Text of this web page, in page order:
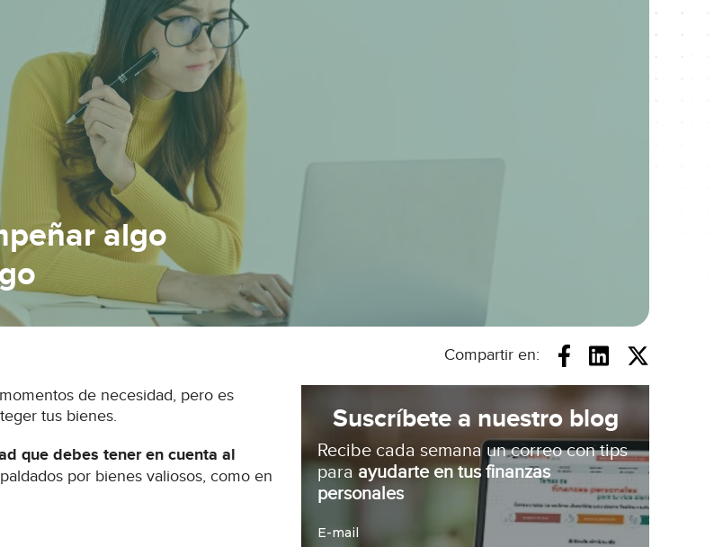
algo
Compartir en:
de necesidad, pero es
tus bienes.
que debes tener en cuenta al
por bienes valiosos, como en
Suscríbete a nuestro blog
Recibe cada semana un correo con tips
para ayudarte en tus finanzas
personales
E-mail